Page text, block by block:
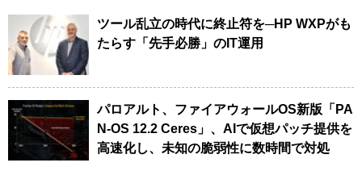
ツール乱立の時代に終止符を─HP WXPがも
たらす「先手必勝」のIT運用
パロアルト、ファイアウォールOS新版「PA
N-OS 12.2 Ceres」、AIで仮想パッチ提供を
高速化し、未知の脆弱性に数時間で対処